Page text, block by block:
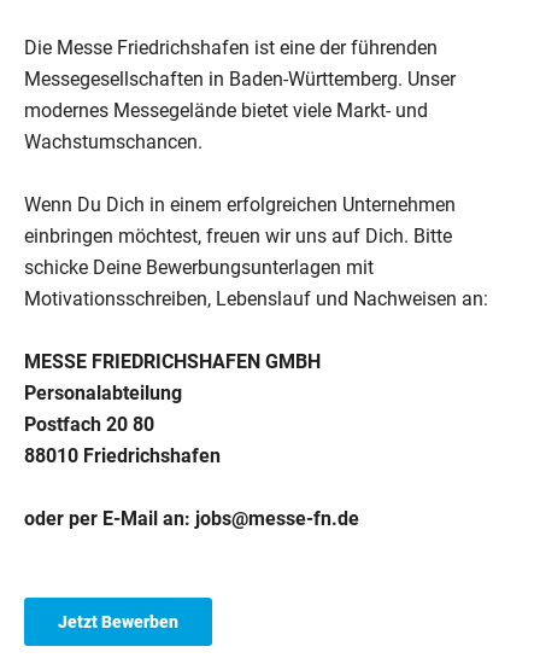
Die Messe Friedrichshafen ist eine der führenden
Messegesellschaften in Baden-Württemberg. Unser
modernes Messegelände bietet viele Markt- und
Wachstumschancen.
Wenn Du Dich in einem erfolgreichen Unternehmen
einbringen möchtest, freuen wir uns auf Dich. Bitte
schicke Deine Bewerbungsunterlagen mit
Motivationsschreiben, Lebenslauf und Nachweisen an:
MESSE FRIEDRICHSHAFEN GMBH
Personalabteilung
Postfach 20 80
88010 Friedrichshafen
oder per E-Mail an: jobs@messe-fn.de
Jetzt Bewerben